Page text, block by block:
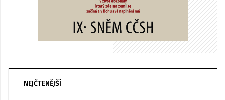
NEJČTENĚJŠÍ